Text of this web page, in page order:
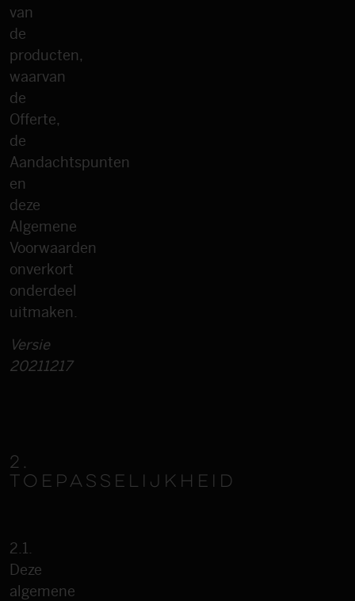
van
de
producten,
waarvan
de
Offerte,
de
Aandachtspunten
en
deze
Algemene
Voorwaarden
onverkort
onderdeel
uitmaken.
Versie
20211217
2.
TOEPASSELIJKHEID
2.1.
Deze
algemene